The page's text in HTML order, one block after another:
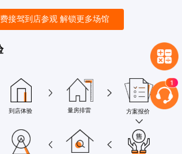
接驾到店参观 解锁更多场馆
到店体验 量房排雷 方案报价